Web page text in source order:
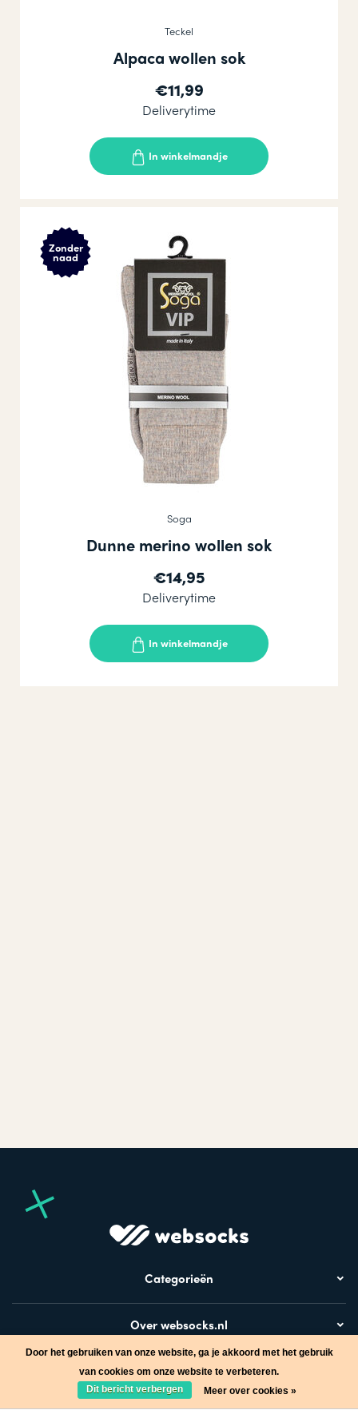
Teckel
Alpaca wollen sok
€11,99
Deliverytime
In winkelmandje
Zonder
naad
Soga
Dunne merino wollen sok
€14,95
Deliverytime
In winkelmandje
Categorieën
Over websocks.nl
Bezoek ook
Door het gebruiken van onze website, ga je akkoord met het gebruik
van cookies om onze website te verbeteren.
Dit bericht verbergen
Meer over cookies »